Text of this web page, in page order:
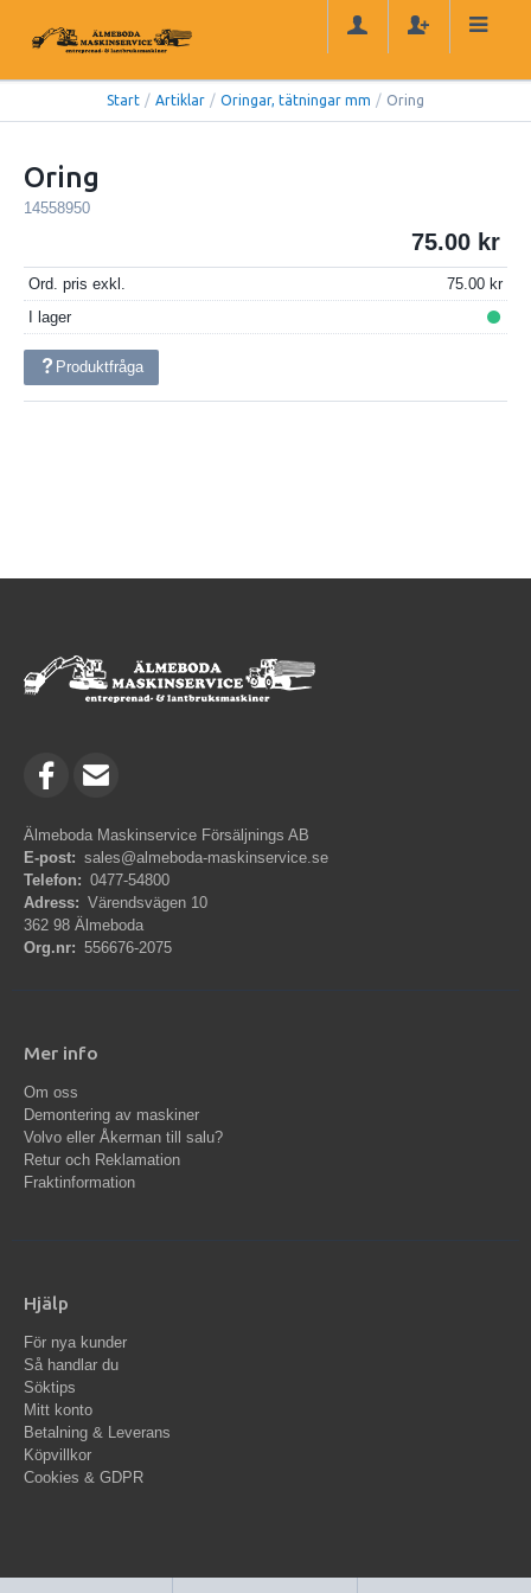
Start / Artiklar / Oringar, tätningar mm / Oring
Oring
14558950
75.00
Ord. pris exkl.
75.00
I lager
Produktfråga
Älmeboda Maskinservice Försäljnings AB
E-post: sales@almeboda-maskinservice.se
Telefon: 0477-54800
Adress: Värendsvägen 10
362 98 Älmeboda
Org.nr: 556676-2075
Mer info
Om oss
Demontering av maskiner
Volvo eller Åkerman till salu?
Retur och Reklamation
Fraktinformation
Hjälp
För nya kunder
Så handlar du
Söktips
Mitt konto
Betalning & Leverans
Köpvillkor
Cookies & GDPR